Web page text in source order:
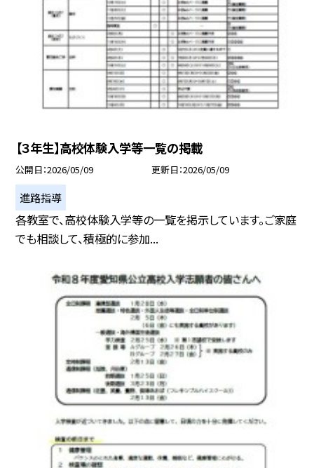
【３年生】高校体験入学等一覧の掲載
公開日 2026/05/09 更新日 2026/05/09
進路指導
各教室で、高校体験入学等の一覧を掲示しています。ご家庭
でも相談して、積極的に参加...